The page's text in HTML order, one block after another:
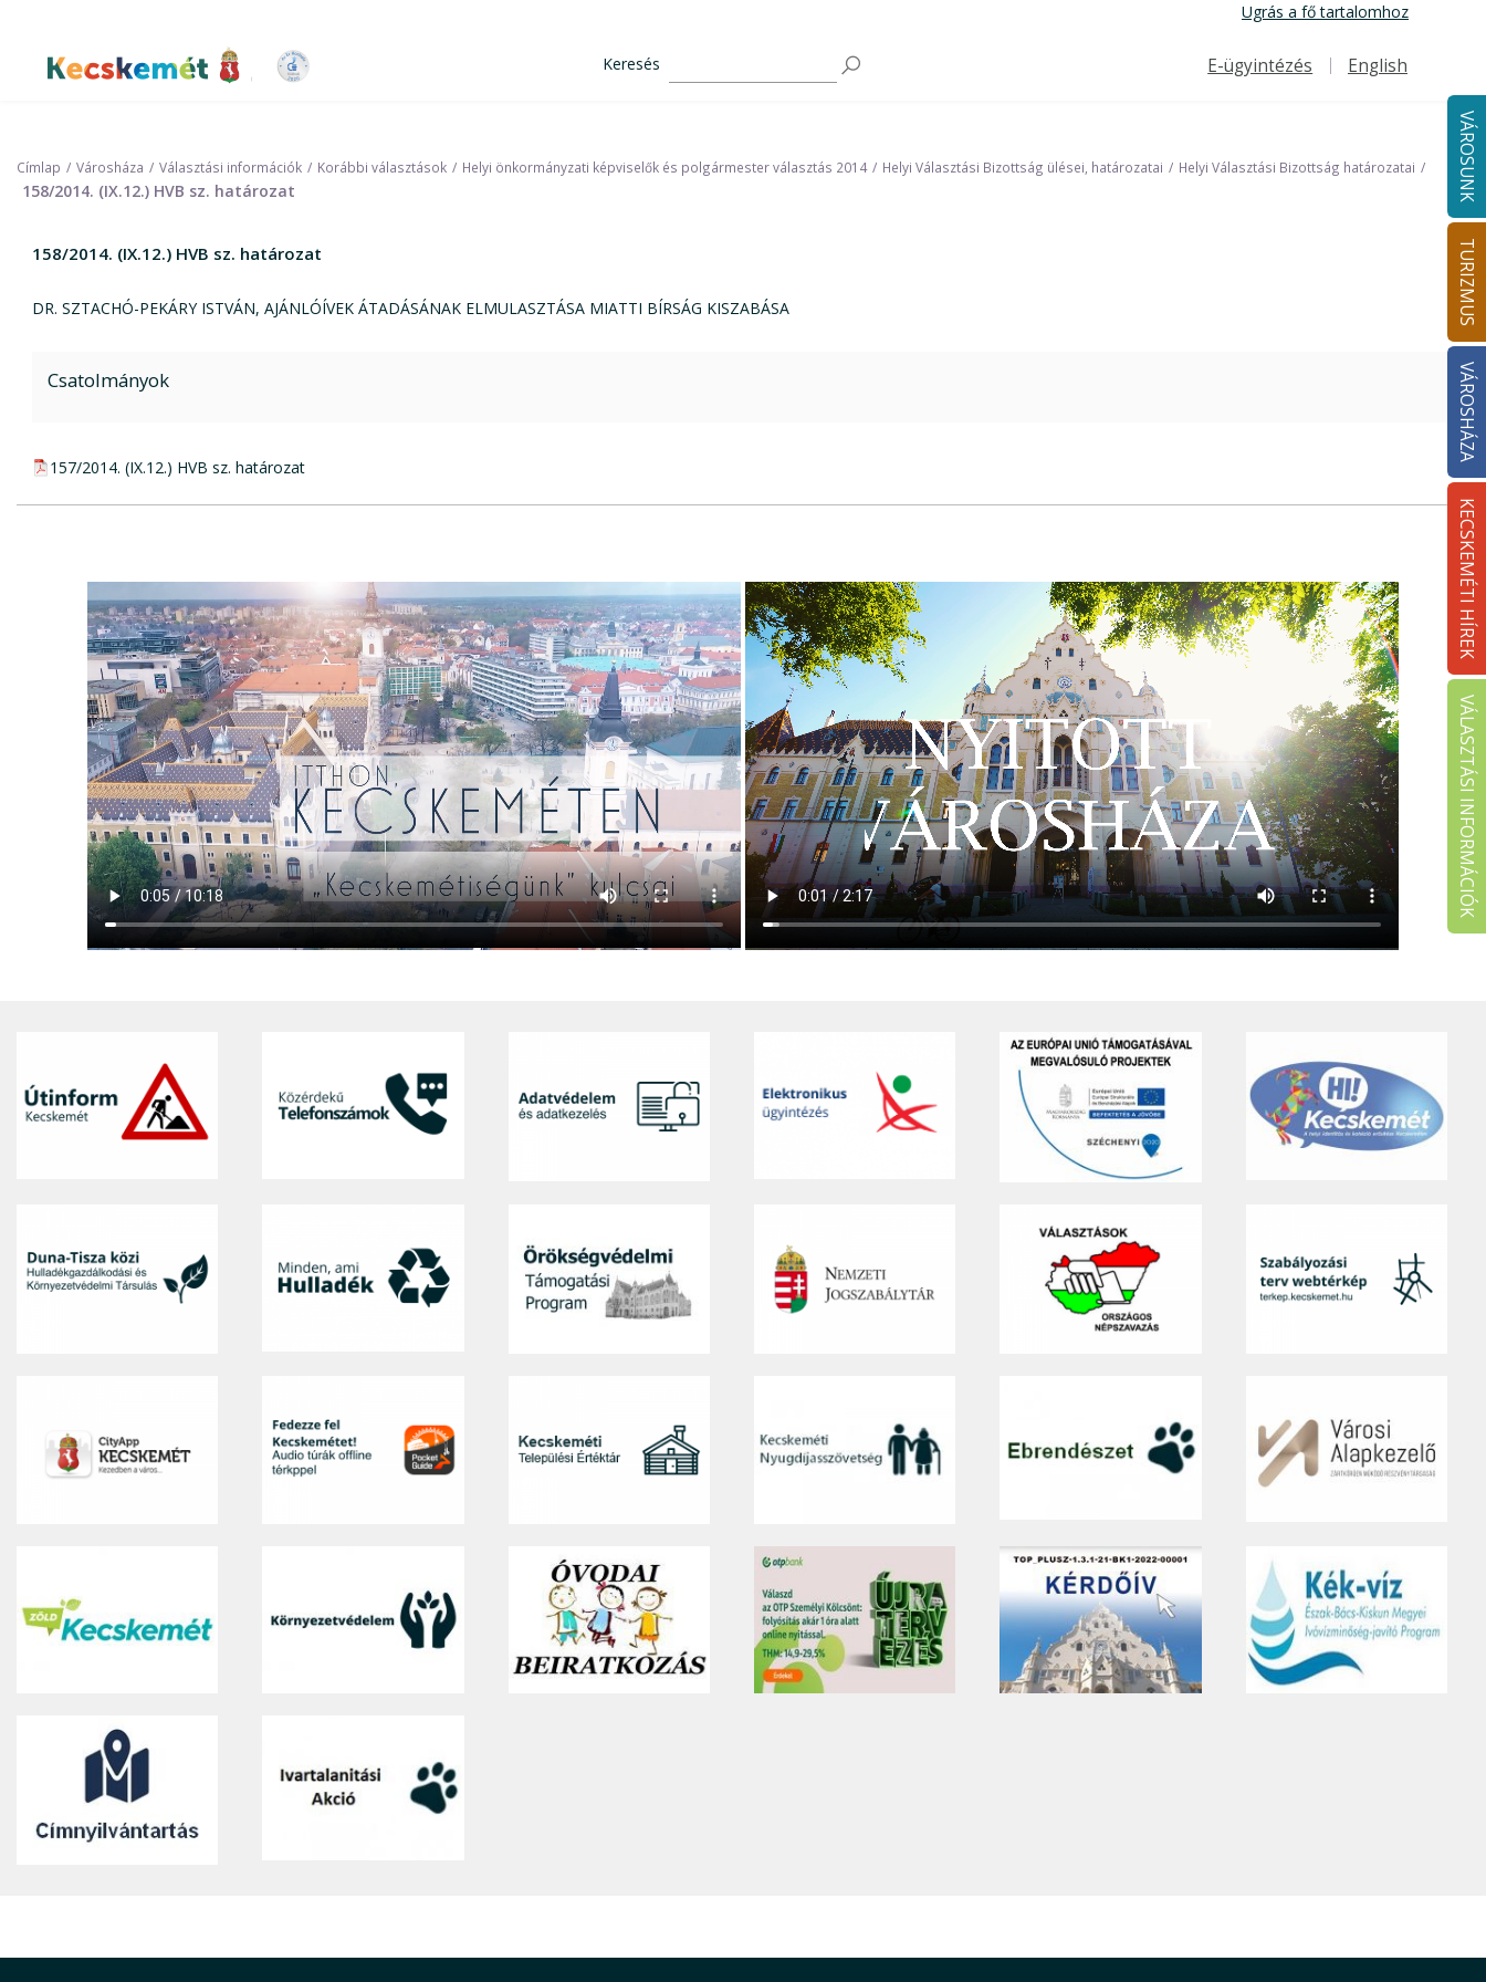
tartalomra
Ugrás a fő tartalomhoz
Kecskemét Város Honlapja
Keresés
Felső navigáció
E-ügyintézés English
VÁROSUNK
TURIZMUS
VÁROSHÁZA
KECSKEMÉTI HÍREK
VÁLASZTÁSI INFORMÁCIÓK
Címlap Városháza Választási információk Korábbi választások Helyi önkormányzati képviselők és polgármester választás 2014 Helyi Választási Bizottság ülései, határozatai Helyi Választási Bizottság határozatai
158/2014. (IX.12.) HVB sz. határozat
158/2014. (IX.12.) HVB sz. határozat
DR. SZTACHÓ-PEKÁRY ISTVÁN, AJÁNLÓÍVEK ÁTADÁSÁNAK ELMULASZTÁSA MIATTI BÍRSÁG KISZABÁSA
Csatolmányok
pdf csatolmány:
157/2014. (IX.12.) HVB sz. határozat